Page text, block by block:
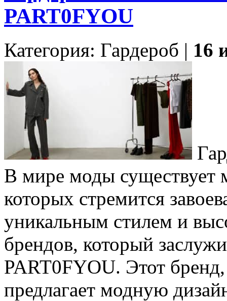
PART0FYOU
Категория: Гардероб | 16
В мире моды существует
которых стремится
уникальным стилем и
брендов, который
PART0FYOU. Этот
предлагает модную